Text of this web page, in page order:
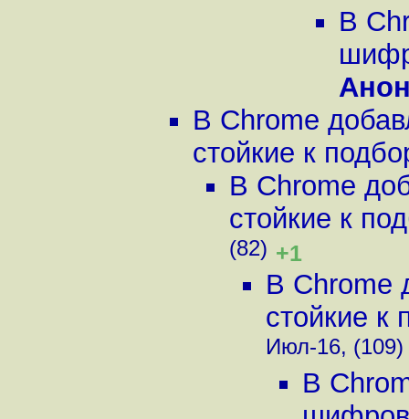
В
В Chrome
стойкие к
В Chrome
стойкие к
(82) +1
В Chrome
стойкие к
Июл-16, (109)
В